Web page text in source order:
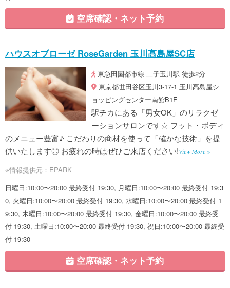
空席確認・ネット予約
ハウスオブローゼ RoseGarden 玉川髙島屋SC店
東急田園都市線 二子玉川駅 徒歩2分
東京都世田谷区玉川3-17-1 玉川髙島屋シ
ョッピングセンター南館B1F
駅チカにある「男女OK」のリラクゼ
ーションサロンです☆ フット・ボディ
のメニュー豊富♪ こだわりの商材を使って「確かな技術」を提
供いたします◎ お疲れの時はぜひご来店ください!View More »
※情報提供元：EPARK
日曜日:10:00〜20:00 最終受付 19:30, 月曜日:10:00〜20:00 最終受付 19:3
0, 火曜日:10:00〜20:00 最終受付 19:30, 水曜日:10:00〜20:00 最終受付 1
9:30, 木曜日:10:00〜20:00 最終受付 19:30, 金曜日:10:00〜20:00 最終受
付 19:30, 土曜日:10:00〜20:00 最終受付 19:30, 祝日:10:00〜20:00 最終受
付 19:30
空席確認・ネット予約